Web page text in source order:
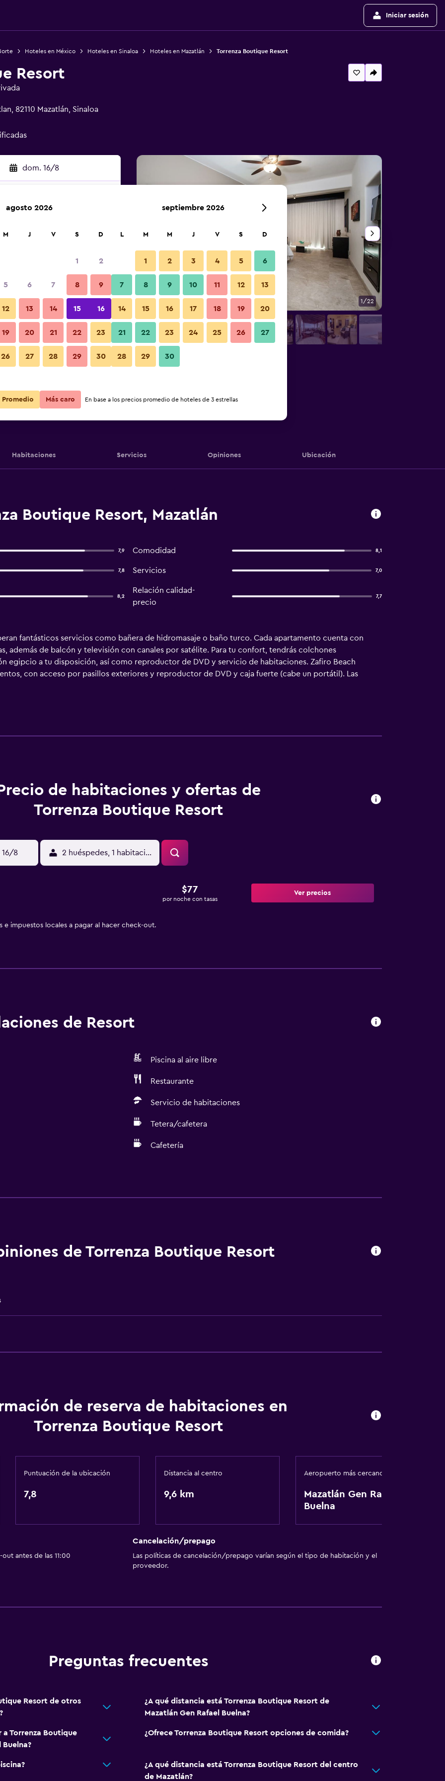
Iniciar sesión
Hoteles en México Hoteles en Sinaloa Hoteles en Mazatlán Torrenza Boutique Resort
Resort
82110 Mazatlán, Sinaloa
dom. 16/8
barata de precio por noche
Total noche
$77 Ver oferta
Otros 1/22
Fotos
Habitaciones Servicios Opiniones Ubicación
Boutique Resort, Mazatlán
7,9 Comodidad 8,1
7,8 Servicios 7,0
8,2
Relación calidad-
precio
7,7
fantásticos servicios como bañera de hidromasaje o baño turco. Cada apartamento cuenta con
además de balcón y televisión con canales por satélite. Para tu confort, tendrás colchones
egipcio a tu disposición, así como reproductor de DVD y servicio de habitaciones. Zafiro Beach
con acceso por pasillos exteriores y reproductor de DVD y caja fuerte (cabe un portátil). Las
alojamiento tiene un mobiliario y decoración diferentes. Las camas tienen colchones viscoelásticos
egipcio y ropa de cama de alta calidad. En este apartotel de 4 estrellas, los alojamientos incluyen
de habitaciones y ofertas de
Torrenza Boutique Resort
16/8 2 huéspedes, 1 habitación
$77
por noche con tasas
Ver precios
e impuestos locales a pagar al hacer check-out.
de Resort
Piscina al aire libre
Restaurante
Servicio de habitaciones
Tetera/cafetera
Cafetería
Copas
Utensilios de cocina
Terraza/patio
Sillas de playa
Parrilla
Vista a la piscina
Salud y seguridad
Limpieza diaria
Botiquín de primeros auxilios
Seguridad las 24 horas
Caja fuerte
de Torrenza Boutique Resort
de reserva de habitaciones en
Torrenza Boutique Resort
Puntuación de la ubicación
7,8
Distancia al centro
9,6 km
Aeropuerto más cercano
Mazatlán Gen Rafael
Buelna
antes de las 11:00
Cancelación/prepago
Las políticas de cancelación/prepago varían según el tipo de habitación y el
proveedor.
Preguntas frecuentes
Resort de otros
¿A qué distancia está Torrenza Boutique Resort de
Mazatlán Gen Rafael Buelna?
a Torrenza Boutique
Buelna?
¿Ofrece Torrenza Boutique Resort opciones de comida?
¿A qué distancia está Torrenza Boutique Resort del centro
de Mazatlán?
agosto 2026
M J V S D
1 2
5 6 7 8 9
12 13 14 15 16
19 20 21 22 23
26 27 28 29 30
septiembre 2026
L M M J V S D
1 2 3 4 5 6
7 8 9 10 11 12 13
14 15 16 17 18 19 20
21 22 23 24 25 26 27
28 29 30
Promedio Más caro En base a los precios promedio de hoteles de 3 estrellas